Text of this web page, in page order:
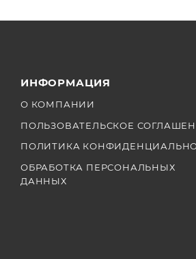
ИНФОРМАЦИЯ
О КОМПАНИИ
ПОЛЬЗОВАТЕЛЬСКОЕ
ПОЛИТИКА
ОБРАБОТКА ПЕРСОНАЛЬНЫХ
ДАННЫХ